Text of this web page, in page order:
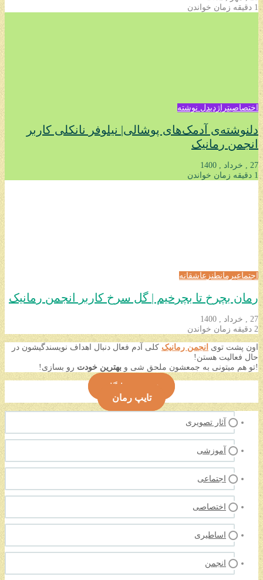
1 دقیقه زمان خواندن
اختصاصیتراژدیدل نوشته
دلنوشته‌ی آدمک‌های پوشالی| نیلوفر نانکلی کاربر
انجمن رمانیک
27 , خرداد , 1400
1 دقیقه زمان خواندن
اجتماعیرمانطنز عاشقانه
رمان بچرخ تا بچرخیم | گل سرخ کاربر انجمن رمانیک
27 , خرداد , 1400
2 دقیقه زمان خواندن
اون پشت توی انجمن رمانیک کلی آدم فعال دنبال اهداف نویسندگیشون در
حال فعالیت هستن!
!تو هم میتونی به جمعشون ملحق شی و بهترین خودت رو بسازی!
عضویت رایگان
تایپ رمان
آثار تصویری
آموزشی
اجتماعی
اختصاصی
اساطیری
انجمن